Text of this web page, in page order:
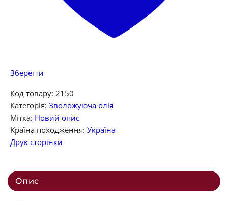
Зберегти
Код товару: 2150
Категорія: Зволожуюча олія
Мітка: Новий опис
Країна походження: Україна
Друк сторінки
Опис